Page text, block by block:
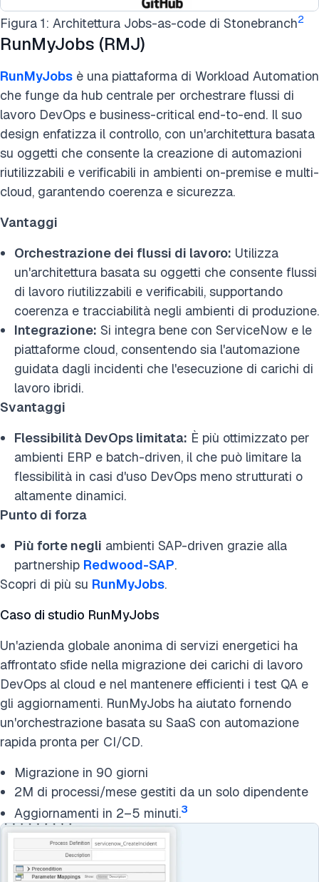
Figura 1: Architettura Jobs-as-code di Stonebranch2
RunMyJobs (RMJ)
RunMyJobs è una piattaforma di Workload Automation
che funge da hub centrale per orchestrare flussi di
lavoro DevOps e business-critical end-to-end. Il suo
design enfatizza il controllo, con un'architettura basata
su oggetti che consente la creazione di automazioni
riutilizzabili e verificabili in ambienti on-premise e multi-
cloud, garantendo coerenza e sicurezza.
Vantaggi
Orchestrazione dei flussi di lavoro: Utilizza
un'architettura basata su oggetti che consente flussi
di lavoro riutilizzabili e verificabili, supportando
coerenza e tracciabilità negli ambienti di produzione.
Integrazione: Si integra bene con ServiceNow e le
piattaforme cloud, consentendo sia l'automazione
guidata dagli incidenti che l'esecuzione di carichi di
lavoro ibridi.
Svantaggi
Flessibilità DevOps limitata: È più ottimizzato per
ambienti ERP e batch-driven, il che può limitare la
flessibilità in casi d'uso DevOps meno strutturati o
altamente dinamici.
Punto di forza
Più forte negli ambienti SAP-driven grazie alla
partnership Redwood-SAP.
Scopri di più su RunMyJobs.
Caso di studio RunMyJobs
Un'azienda globale anonima di servizi energetici ha
affrontato sfide nella migrazione dei carichi di lavoro
DevOps al cloud e nel mantenere efficienti i test QA e
gli aggiornamenti. RunMyJobs ha aiutato fornendo
un'orchestrazione basata su SaaS con automazione
rapida pronta per CI/CD.
Migrazione in 90 giorni
2M di processi/mese gestiti da un solo dipendente
Aggiornamenti in 2–5 minuti.3